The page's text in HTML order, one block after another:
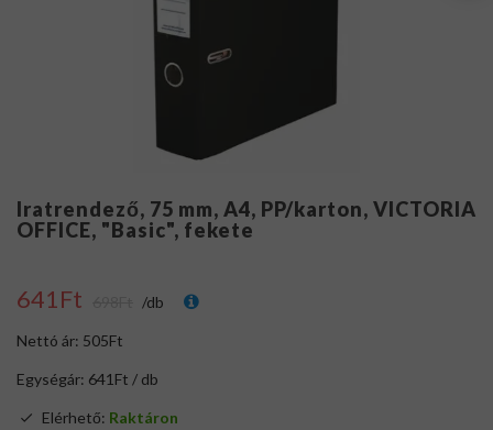
Iratrendező, 75 mm, A4, PP/karton, VICTORIA
OFFICE, "Basic", fekete
641Ft /db
Nettó ár: 505Ft
Egységár: 641Ft / db
Elérhető: Raktáron